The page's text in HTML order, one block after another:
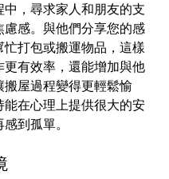
中，尋求家人和朋友的支
慮感。與他們分享您的感
忙打包或搬運物品，這樣
更有效率，還能增加與他
搬屋過程變得更輕鬆愉
能在心理上提供很大的安
到孤單。